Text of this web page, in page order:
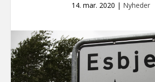
14. mar. 2020 | Nyheder